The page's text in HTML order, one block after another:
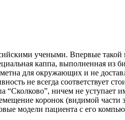
учеными. Впервые
каппа, выполненная
для окружающих и не
не всегда соответствует
“Сколково”, ничем не
коронок (видимой
модели пациента с его